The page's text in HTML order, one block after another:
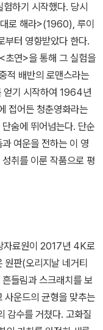
하기 시작했다. 당시
로 해라>(1960), 루이
터 영향받았다 한다.
연>을 통해 그 실험을
적 배반의 로맨스라는
얻기 시작하여 1964년
접어든 청춘영화라는
숨에 뛰어넘는다. 단순
여운을 전하는 이 영
취를 이룬 작품으로 평
자료원이 2017년 4K로
판(오리지날 네거티
들림과 스크래치를 보
사운드의 균형을 맞추는
감수를 거쳤다. 고화질